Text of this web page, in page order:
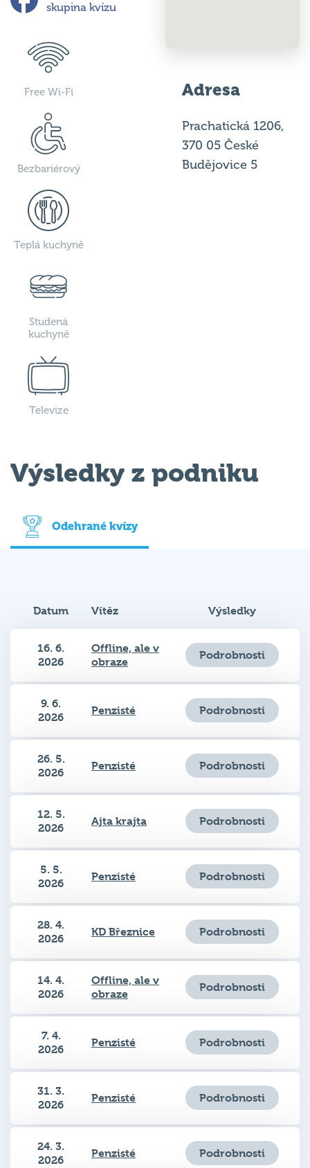
skupina kvízu
Free Wi-Fi
Bezbariérový
Teplá kuchyně
Studená
kuchyně
Televize
Adresa
Prachatická 1206,
370 05 České
Budějovice 5
Výsledky z podniku
Odehrané kvízy
Datum Vítěz Výsledky
16. 6.
2026
Offline, ale v
obraze
Podrobnosti
9. 6.
2026
Penzisté Podrobnosti
26. 5.
2026
Penzisté Podrobnosti
12. 5.
2026
Ajta krajta Podrobnosti
5. 5.
2026
Penzisté Podrobnosti
28. 4.
2026
KD Březnice Podrobnosti
14. 4.
2026
Offline, ale v
obraze
Podrobnosti
7. 4.
2026
Penzisté Podrobnosti
31. 3.
2026
Penzisté Podrobnosti
24. 3.
2026
Penzisté Podrobnosti